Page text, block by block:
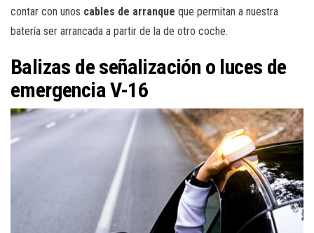
contar con unos cables de arranque que permitan a nuestra
batería ser arrancada a partir de la de otro coche.
Balizas de señalización o luces de
emergencia V-16